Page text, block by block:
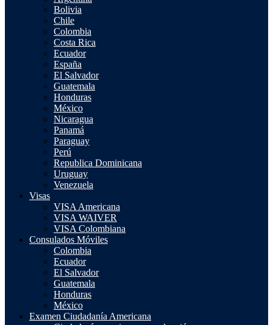
Bolivia
Chile
Colombia
Costa Rica
Ecuador
España
El Salvador
Guatemala
Honduras
México
Nicaragua
Panamá
Paraguay
Perú
Republica Dominicana
Uruguay
Venezuela
Visas
VISA Americana
VISA WAIVER
VISA Colombiana
Consulados Móviles
Colombia
Ecuador
El Salvador
Guatemala
Honduras
México
Examen Ciudadanía Americana